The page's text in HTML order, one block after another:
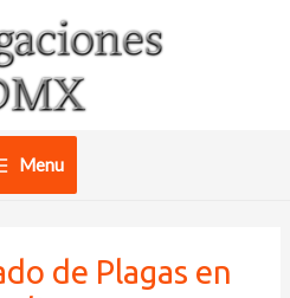
Menu
de Plagas en